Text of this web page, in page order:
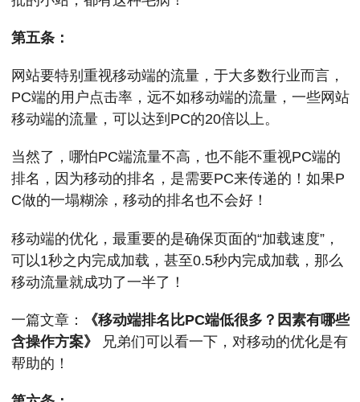
第五条：
网站要特别重视移动端的流量，于大多数行业而言，
PC端的用户点击率，远不如移动端的流量，一些网站
移动端的流量，可以达到PC的20倍以上。
当然了，哪怕PC端流量不高，也不能不重视PC端的
排名，因为移动的排名，是需要PC来传递的！如果P
C做的一塌糊涂，移动的排名也不会好！
移动端的优化，最重要的是确保页面的“加载速度”，
可以1秒之内完成加载，甚至0.5秒内完成加载，那么
移动流量就成功了一半了！
一篇文章：
《移动端排名比PC端低很多？因素有哪些
含操作方案》
兄弟们可以看一下，对移动的优化是有
帮助的！